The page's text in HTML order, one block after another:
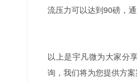
流压力可以达到90磅，
以上是宇凡微为大家分
询，我们将为您提供方案